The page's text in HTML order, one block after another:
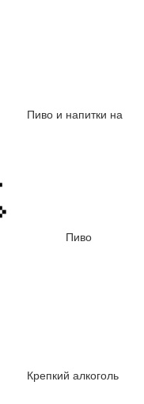
Пиво и напитки на
Пиво
Крепкий алкоголь